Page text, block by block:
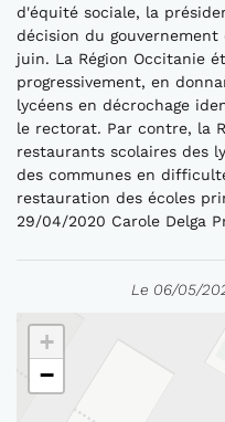
d'équité sociale, la
décision du
juin. La Région Occitanie
progressivement, en
lycéens en décrochage
le rectorat. Par contre, la
restaurants scolaires des
des communes en
restauration des écoles
29/04/2020 Carole Delga
Le 06/05/
+
−